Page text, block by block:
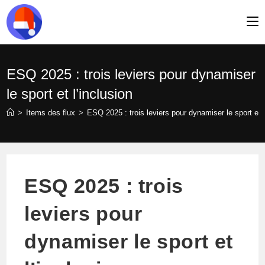
Skip
content
ESQ 2025 : trois leviers pour dynamiser
le sport et l’inclusion
> Items des flux > ESQ 2025 : trois leviers pour dynamiser le sport et
ESQ 2025 : trois
leviers pour
dynamiser le sport et